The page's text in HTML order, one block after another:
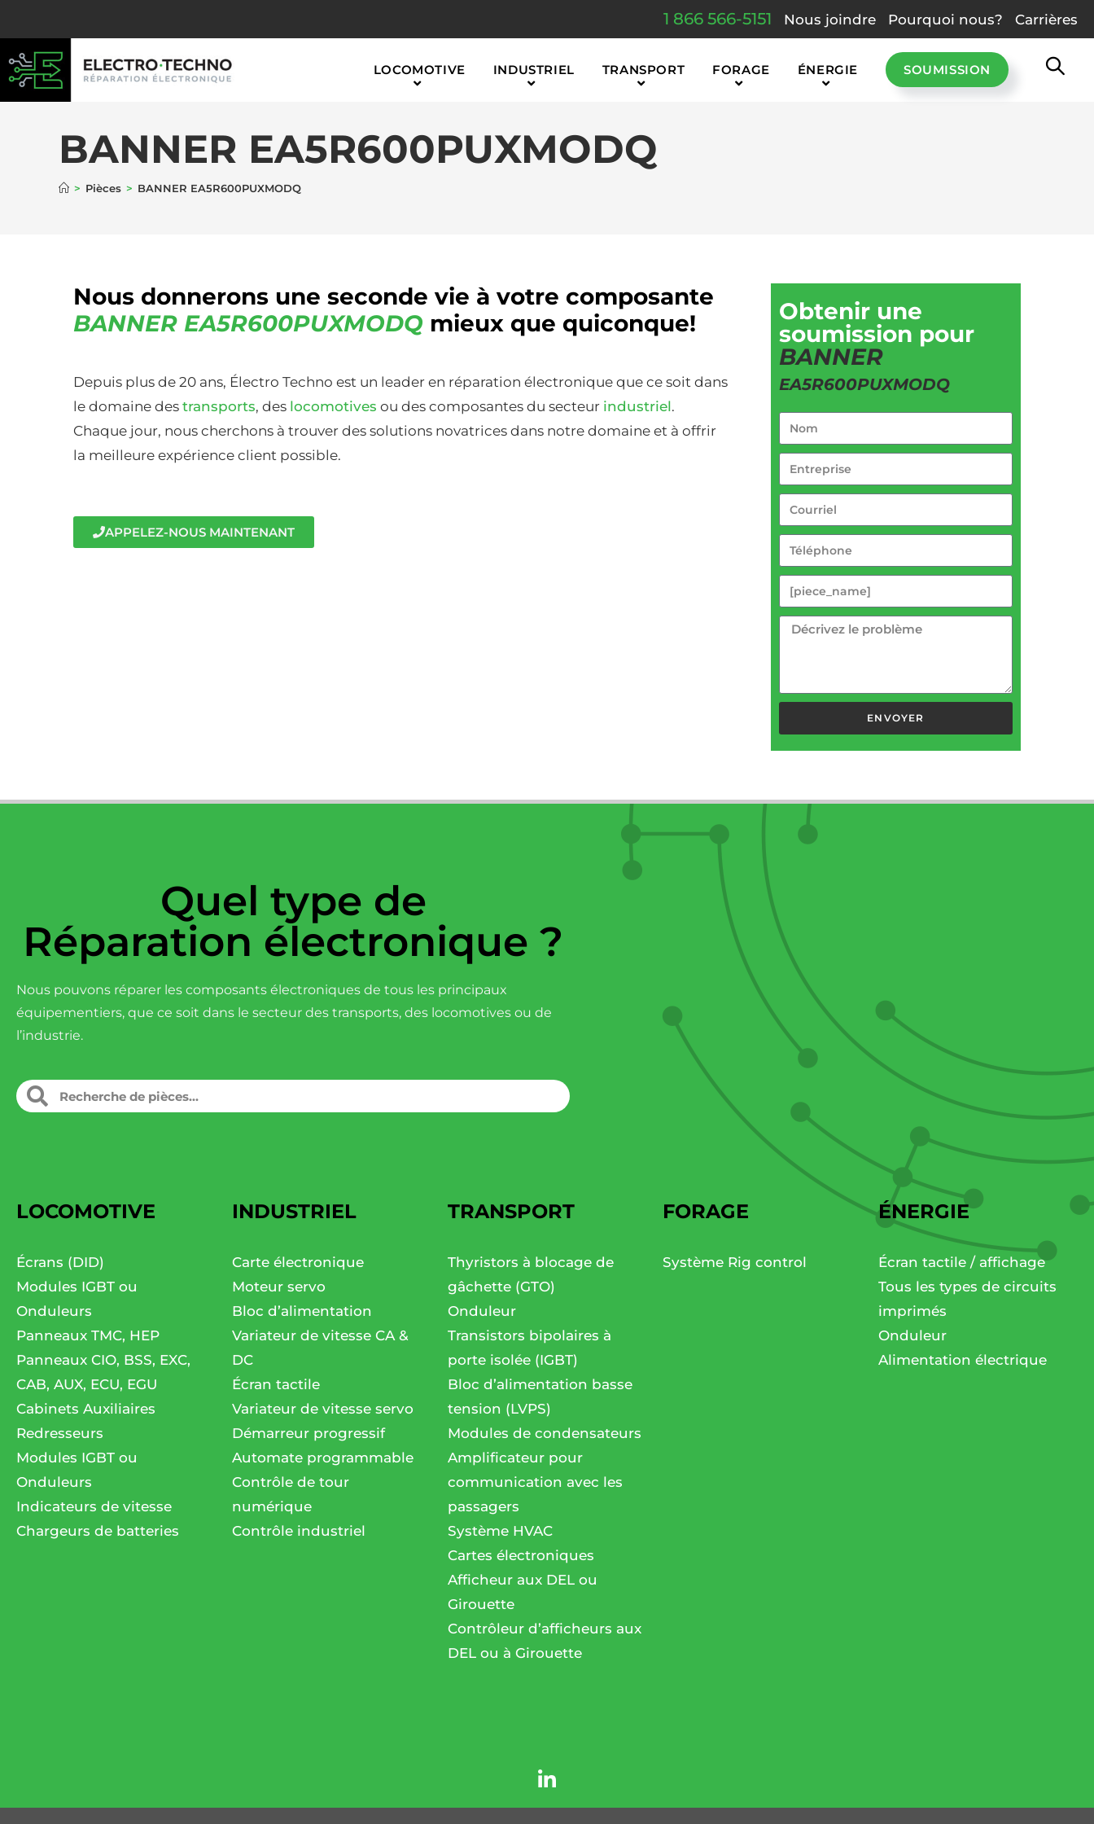
1 866 566-5151 Nous joindre Pourquoi nous? Carrières
LOCOMOTIVE INDUSTRIEL TRANSPORT FORAGE ÉNERGIE SOUMISSION
BANNER EA5R600PUXMODQ
> Pièces > BANNER EA5R600PUXMODQ
Nous donnerons une seconde vie à votre composante
BANNER EA5R600PUXMODQ mieux que quiconque!
Depuis plus de 20 ans, Électro Techno est un leader en réparation électronique que ce soit dans
le domaine des transports, des locomotives ou des composantes du secteur industriel.
Chaque jour, nous cherchons à trouver des solutions novatrices dans notre domaine et à offrir
la meilleure expérience client possible.
APPELEZ-NOUS MAINTENANT
Obtenir une
soumission pour
BANNER
EA5R600PUXMODQ
ENVOYER
Quel type de
Réparation électronique ?
Nous pouvons réparer les composants électroniques de tous les principaux
équipementiers, que ce soit dans le secteur des transports, des locomotives ou de
l’industrie.
LOCOMOTIVE
Écrans (DID)
Modules IGBT ou
Onduleurs
Panneaux TMC, HEP
Panneaux CIO, BSS, EXC,
CAB, AUX, ECU, EGU
Cabinets Auxiliaires
Redresseurs
Modules IGBT ou
Onduleurs
Indicateurs de vitesse
Chargeurs de batteries
INDUSTRIEL
Carte électronique
Moteur servo
Bloc d’alimentation
Variateur de vitesse CA &
DC
Écran tactile
Variateur de vitesse servo
Démarreur progressif
Automate programmable
Contrôle de tour
numérique
Contrôle industriel
TRANSPORT
Thyristors à blocage de
gâchette (GTO)
Onduleur
Transistors bipolaires à
porte isolée (IGBT)
Bloc d’alimentation basse
tension (LVPS)
Modules de condensateurs
Amplificateur pour
communication avec les
passagers
Système HVAC
Cartes électroniques
Afficheur aux DEL ou
Girouette
Contrôleur d’afficheurs aux
DEL ou à Girouette
FORAGE
Système Rig control
ÉNERGIE
Écran tactile / affichage
Tous les types de circuits
imprimés
Onduleur
Alimentation électrique